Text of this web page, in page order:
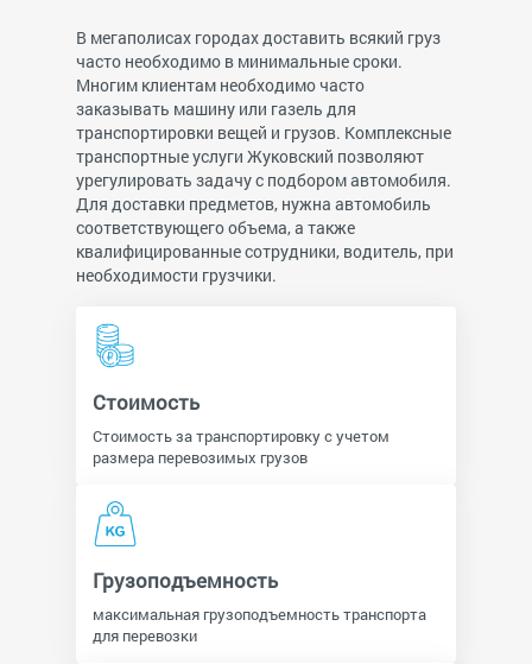
В мегаполисах городах доставить всякий груз
часто необходимо в минимальные сроки.
Многим клиентам необходимо часто
заказывать машину или газель для
транспортировки вещей и грузов. Комплексные
транспортные услуги Жуковский позволяют
урегулировать задачу с подбором автомобиля.
Для доставки предметов, нужна автомобиль
соответствующего объема, а также
квалифицированные сотрудники, водитель, при
необходимости грузчики.
Стоимость
Стоимость за транспортировку с учетом
размера перевозимых грузов
Грузоподъемность
максимальная грузоподъемность транспорта
для перевозки